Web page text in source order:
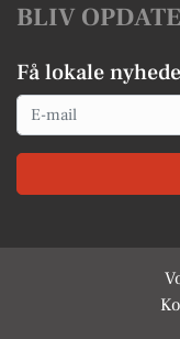
BLIV
Få lokale
Email